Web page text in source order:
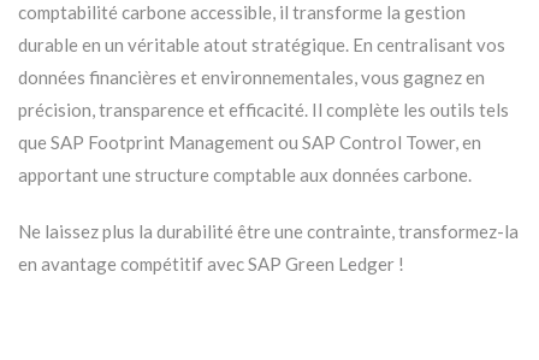
comptabilité carbone accessible, il transforme la gestion
durable en un véritable atout stratégique. En centralisant vos
données financières et environnementales, vous gagnez en
précision, transparence et efficacité. Il complète les outils tels
que SAP Footprint Management ou SAP Control Tower, en
apportant une structure comptable aux données carbone.
Ne laissez plus la durabilité être une contrainte, transformez-la
en avantage compétitif avec SAP Green Ledger !